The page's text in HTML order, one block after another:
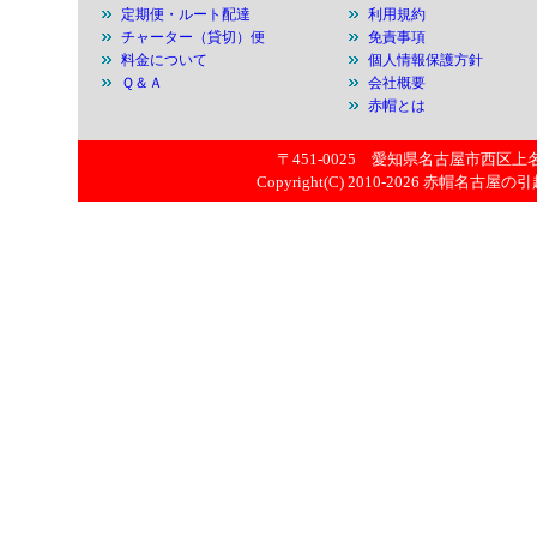
定期便・ルート配達
チャーター（貸切）便
料金について
Ｑ＆Ａ
利用規約
免責事項
個人情報保護方針
会社概要
赤帽とは
〒451-0025 愛知県名古屋市西区上
Copyright(C) 2010-2026 赤帽名古屋の引